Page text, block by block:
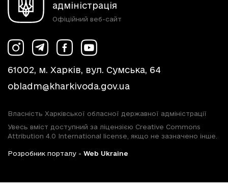
адміністрація
Офіційний веб-сайт
61002, м. Харків, вул. Сумська, 64
obladm@kharkivoda.gov.ua
Власність Харківської обласної державної адміністрації
Увесь вміст доступний за ліцензією Creative Commons
Attribution 4.0 International license, якщо не зазначено інше.
Розробник порталу - Web Ukraine